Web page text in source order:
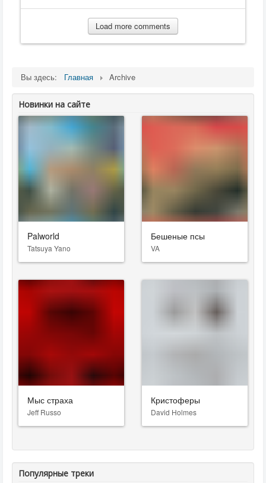
Load more comments
Вы здесь: Главная Archive
Новинки на сайте
Palworld
Tatsuya Yano
Бешеные псы
VA
Мыс страха
Jeff Russo
Кристоферы
David Holmes
Популярные треки